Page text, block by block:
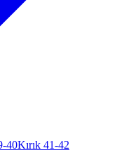
40Kırık 41-42